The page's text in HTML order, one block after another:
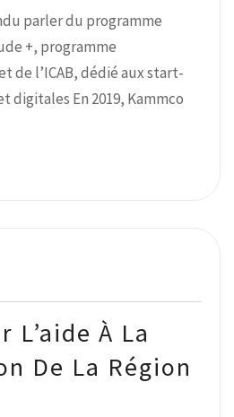
parler du programme
+, programme
de l’ICAB, dédié aux start-
digitales En 2019, Kammco
L’aide À La
De La Région